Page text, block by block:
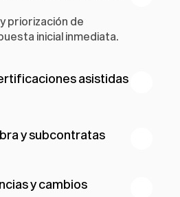
priorización de
inicial inmediata.
asistidas
y subcontratas
y cambios